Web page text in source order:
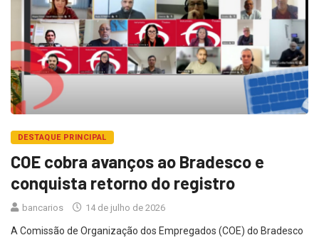
DESTAQUE PRINCIPAL
COE cobra avanços ao Bradesco e
conquista retorno do registro
bancarios 14 de julho de 2026
A Comissão de Organização dos Empregados (COE) do Bradesco